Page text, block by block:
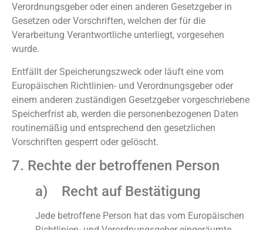
Verordnungsgeber oder einen anderen Gesetzgeber in
Gesetzen oder Vorschriften, welchen der für die
Verarbeitung Verantwortliche unterliegt, vorgesehen
wurde.
Entfällt der Speicherungszweck oder läuft eine vom
Europäischen Richtlinien- und Verordnungsgeber oder
einem anderen zuständigen Gesetzgeber vorgeschriebene
Speicherfrist ab, werden die personenbezogenen Daten
routinemäßig und entsprechend den gesetzlichen
Vorschriften gesperrt oder gelöscht.
7. Rechte der betroffenen Person
a) Recht auf Bestätigung
Jede betroffene Person hat das vom Europäischen